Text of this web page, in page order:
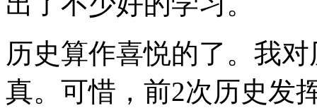
历史算作喜悦的了。我
真。可惜，前2次历史发